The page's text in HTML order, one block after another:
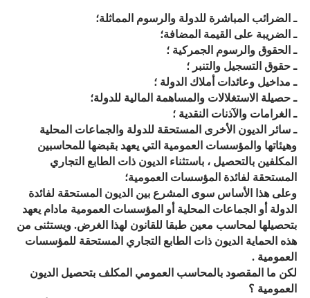
ـ الضرائب المباشرة للدولة والرسوم المماثلة؛
ـ الضريبة على القيمة المضافة؛
ـ الحقوق والرسوم الجمركية ؛
ـ حقوق التسجيل والتنبر ؛
ـ مداخيل وعائدات أملاك الدولة ؛
ـ حصيلة الاستغلالات والمساهمة المالية للدولة؛
ـ الغرامات والآذنات النقدية ؛
ـ سائر الديون الأخرى المستحقة للدولة والجماعات المحلية
وهيئاتها والمؤسسات العمومية التي يعهد بقبضها للمحاسبين
المكلفين بالتحصيل ، باستثناء الديون ذات الطابع التجاري
المستحقة لفائدة المؤسسات العمومية؛
وعلى هذا الأساس سوى المشرع بين الديون المستحقة لفائدة
الدولة أو الجماعات المحلية أو المؤسسات العمومية مادام يعهد
بتحصيلها لمحاسب معين طبقا للقانون لهذا الغرض. ويستثنى من
هذه الحماية الديون ذات الطابع التجاري المستحقة للمؤسسات
العمومية .
لكن ما المقصود بالمحاسب العمومي المكلف بتحصيل الديون
العمومية ؟